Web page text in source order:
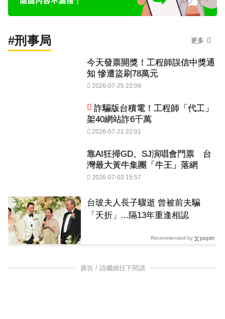
#刑事局 更多
今天發票開獎！工程師誤信中獎通
知 慘遭盜刷78萬元
2026-07-25 23:09
詐騙版台積電！工程師「代工」
架40網站詐6千萬
2026-07-21 22:01
靠AI狂掃GD、SJ演唱會門票 台
灣最大黃牛集團「牛王」落網
2026-07-03 15:57
台玻夫人長子驟逝 曾被前夫騙
「夭折」...隔13年重逢相認
Recommended by
廣告 / 請繼續往下閱讀